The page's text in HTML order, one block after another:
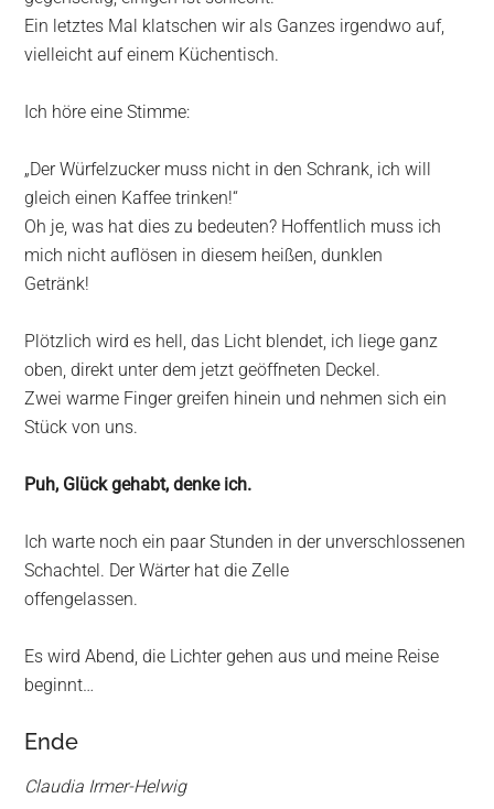
Ein letztes Mal klatschen wir als Ganzes irgendwo auf,
vielleicht auf einem Küchentisch.
Ich höre eine Stimme:
„Der Würfelzucker muss nicht in den Schrank, ich will
gleich einen Kaffee trinken!“
Oh je, was hat dies zu bedeuten? Hoffentlich muss ich
mich nicht auflösen in diesem heißen, dunklen
Getränk!
Plötzlich wird es hell, das Licht blendet, ich liege ganz
oben, direkt unter dem jetzt geöffneten Deckel.
Zwei warme Finger greifen hinein und nehmen sich ein
Stück von uns.
Puh, Glück gehabt, denke ich.
Ich warte noch ein paar Stunden in der unverschlossenen
Schachtel. Der Wärter hat die Zelle
offengelassen.
Es wird Abend, die Lichter gehen aus und meine Reise
beginnt…
Ende
Claudia Irmer-Helwig